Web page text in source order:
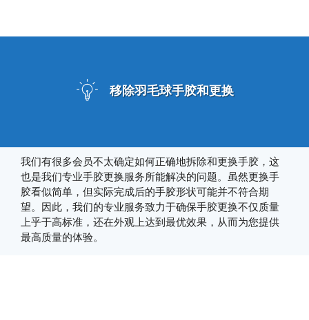
移除羽毛球手胶和更换
我们有很多会员不太确定如何正确地拆除和更换手胶，这
也是我们专业手胶更换服务所能解决的问题。虽然更换手
胶看似简单，但实际完成后的手胶形状可能并不符合期
望。因此，我们的专业服务致力于确保手胶更换不仅质量
上乎于高标准，还在外观上达到最优效果，从而为您提供
最高质量的体验。